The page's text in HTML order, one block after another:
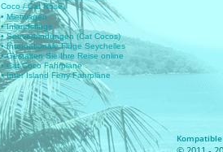
Coco / Cat Rose)
• Mietwagen
• Inlandsflüge
• Seeverbindungen (Cat Cocos)
• Internationale Flüge Seychelles
• Gestalten Sie Ihre Reise online
• Cat Coco Fahrpläne
• Inter Island Ferry Fahrpläne